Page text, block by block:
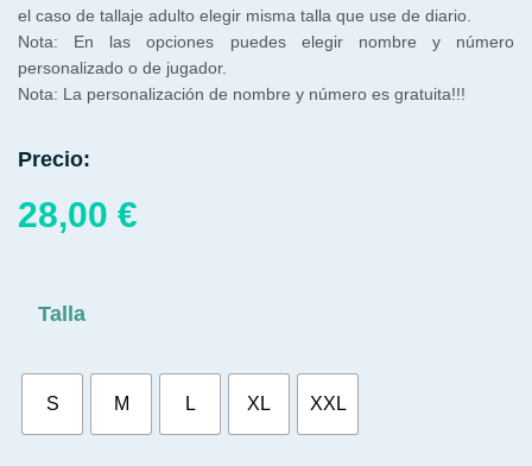
el caso de tallaje adulto elegir misma talla que use de diario.
Nota: En las opciones puedes elegir nombre y número
personalizado o de jugador.
Nota: La personalización de nombre y número es gratuita!!!
Precio:
28,00 €
Talla
S M L XL XXL